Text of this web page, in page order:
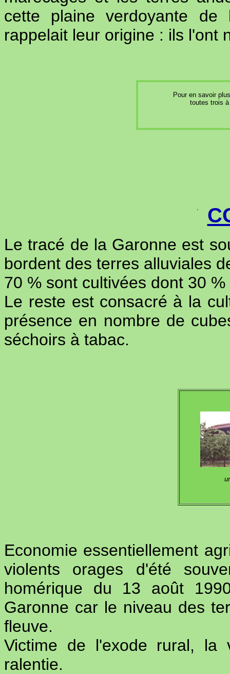
cette plaine verdoyante
rappelait leur origine : ils l'ont
Pour en savoir
toutes trois
Le tracé de la Garonne est
bordent des terres alluviales
70 % sont cultivées dont 30
Le reste est consacré à la
présence en nombre de
séchoirs à tabac.
Economie essentiellement
violents orages d'été
homérique du 13 août
Garonne car le niveau des
fleuve.
Victime de l'exode rural, la
ralentie.